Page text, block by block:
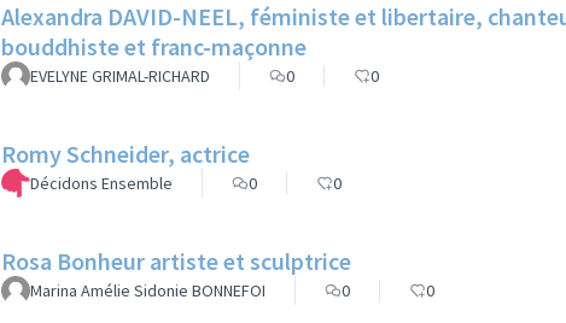
Alexandra DAVID-NEEL, féministe et libertaire,
bouddhiste et franc-maçonne
EVELYNE GRIMAL-RICHARD 0 0
Romy Schneider, actrice
Décidons Ensemble 0 0
Rosa Bonheur artiste et sculptrice
Marina Amélie Sidonie BONNEFOI 0 0